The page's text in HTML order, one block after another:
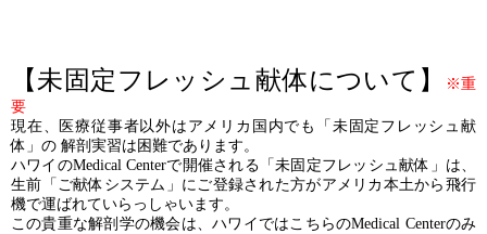
【未固定フレッシュ献体について】
※重
要
現在、医療従事者以外はアメリカ国内でも「未固定フレッシュ献
体」の 解剖実習は困難であります。
ハワイのMedical Centerで開催される「未固定フレッシュ献体」は、
生前「ご献体システム」にご登録された方がアメリカ本土から飛行
機で運ばれていらっしゃいます。
この貴重な解剖学の機会は、ハワイではこちらのMedical Centerのみ